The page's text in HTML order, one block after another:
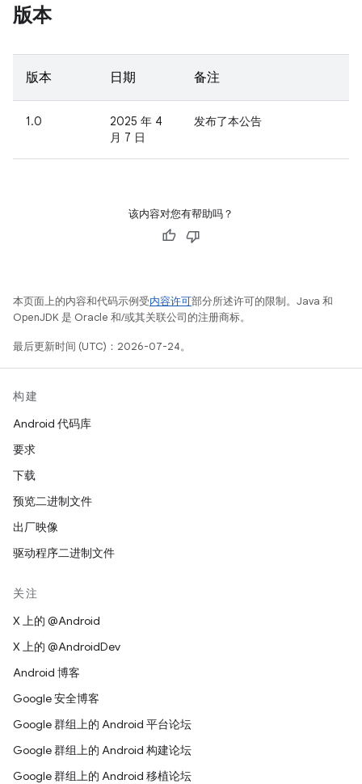
版本
版本 日期 备注
1.0
2025 年 4
月 7 日
发布了本公告
该内容对您有帮助吗？
本页面上的内容和代码示例受内容许可部分所述许可的限制。Java 和
OpenJDK 是 Oracle 和/或其关联公司的注册商标。
最后更新时间 (UTC)：2026-07-24。
构建
Android 代码库
要求
下载
预览二进制文件
出厂映像
驱动程序二进制文件
关注
X 上的 @Android
X 上的 @AndroidDev
Android 博客
Google 安全博客
Google 群组上的 Android 平台论坛
Google 群组上的 Android 构建论坛
Google 群组上的 Android 移植论坛